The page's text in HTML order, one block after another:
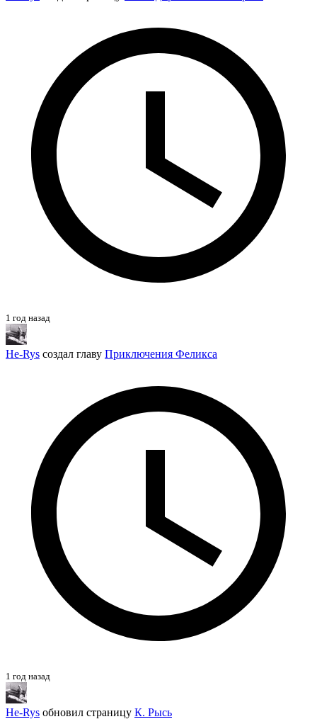
1 год назад
He-Rys создал главу Приключения Феликса
1 год назад
He-Rys обновил страницу К. Рысь